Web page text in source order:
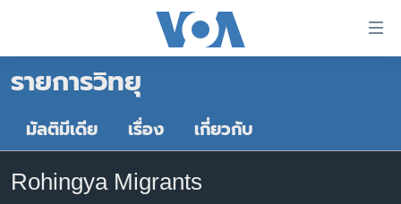
ต่อ
เนื้อหา
ข้าม
หน้าหลัก
โลก
เอเชีย
สหรัฐฯ
รายการวิทยุ
มัลติมีเดีย เรื่อง เกี่ยวกับ
Rohingya Migrants